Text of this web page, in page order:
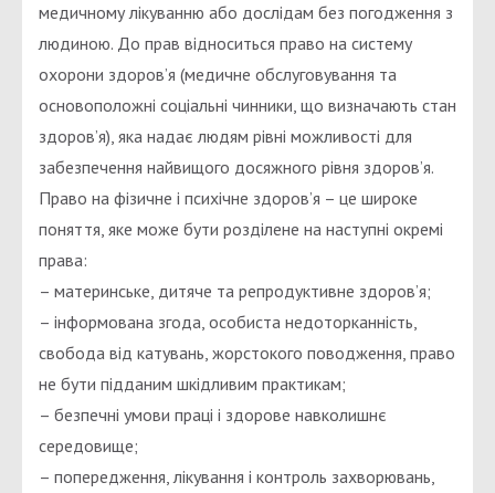
медичному лікуванню або дослідам без погодження з
людиною. До прав відноситься право на систему
охорони здоров’я (медичне обслуговування та
основоположні соціальні чинники, що визначають стан
здоров’я), яка надає людям рівні можливості для
забезпечення найвищого досяжного рівня здоров’я.
Право на фізичне і психічне здоров’я – це широке
поняття, яке може бути розділене на наступні окремі
права:
– материнське, дитяче та репродуктивне здоров’я;
– інформована згода, особиста недоторканність,
свобода від катувань, жорстокого поводження, право
не бути підданим шкідливим практикам;
– безпечні умови праці і здорове навколишнє
середовище;
– попередження, лікування і контроль захворювань,